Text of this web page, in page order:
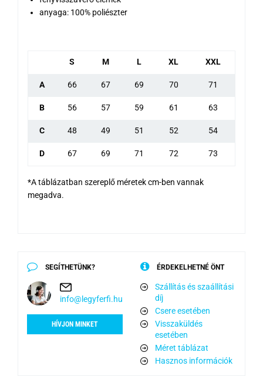
anyaga: 100% poliészter
S M L XL XXL
A 66 67 69 70 71
B 56 57 59 61 63
C 48 49 51 52 54
D 67 69 71 72 73
*A táblázatban szereplő méretek cm-ben vannak
megadva.
SEGÍTHETÜNK?
info@legyferfi.hu
HÍVJON MINKET
ÉRDEKELHETNÉ ÖNT
Szállítás és szaállítási
díj
Csere esetében
Visszaküldés
esetében
Méret táblázat
Hasznos információk